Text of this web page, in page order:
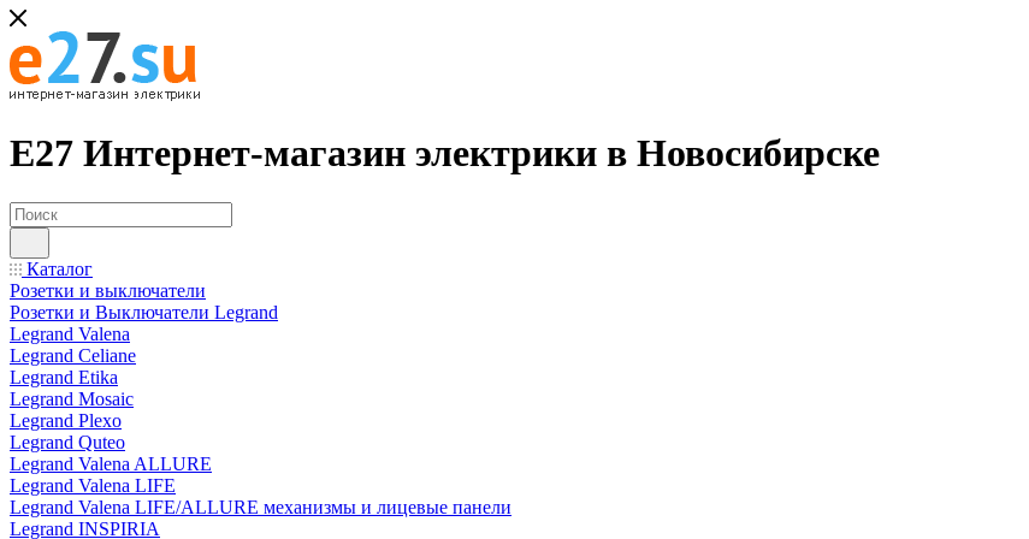
Е27 Интернет-магазин электрики в Новосибирске
Каталог
Розетки и выключатели
Розетки и Выключатели Legrand
Legrand Valena
Legrand Celiane
Legrand Etika
Legrand Mosaic
Legrand Plexo
Legrand Quteo
Legrand Valena ALLURE
Legrand Valena LIFE
Legrand Valena LIFE/ALLURE механизмы и лицевые панели
Legrand INSPIRIA